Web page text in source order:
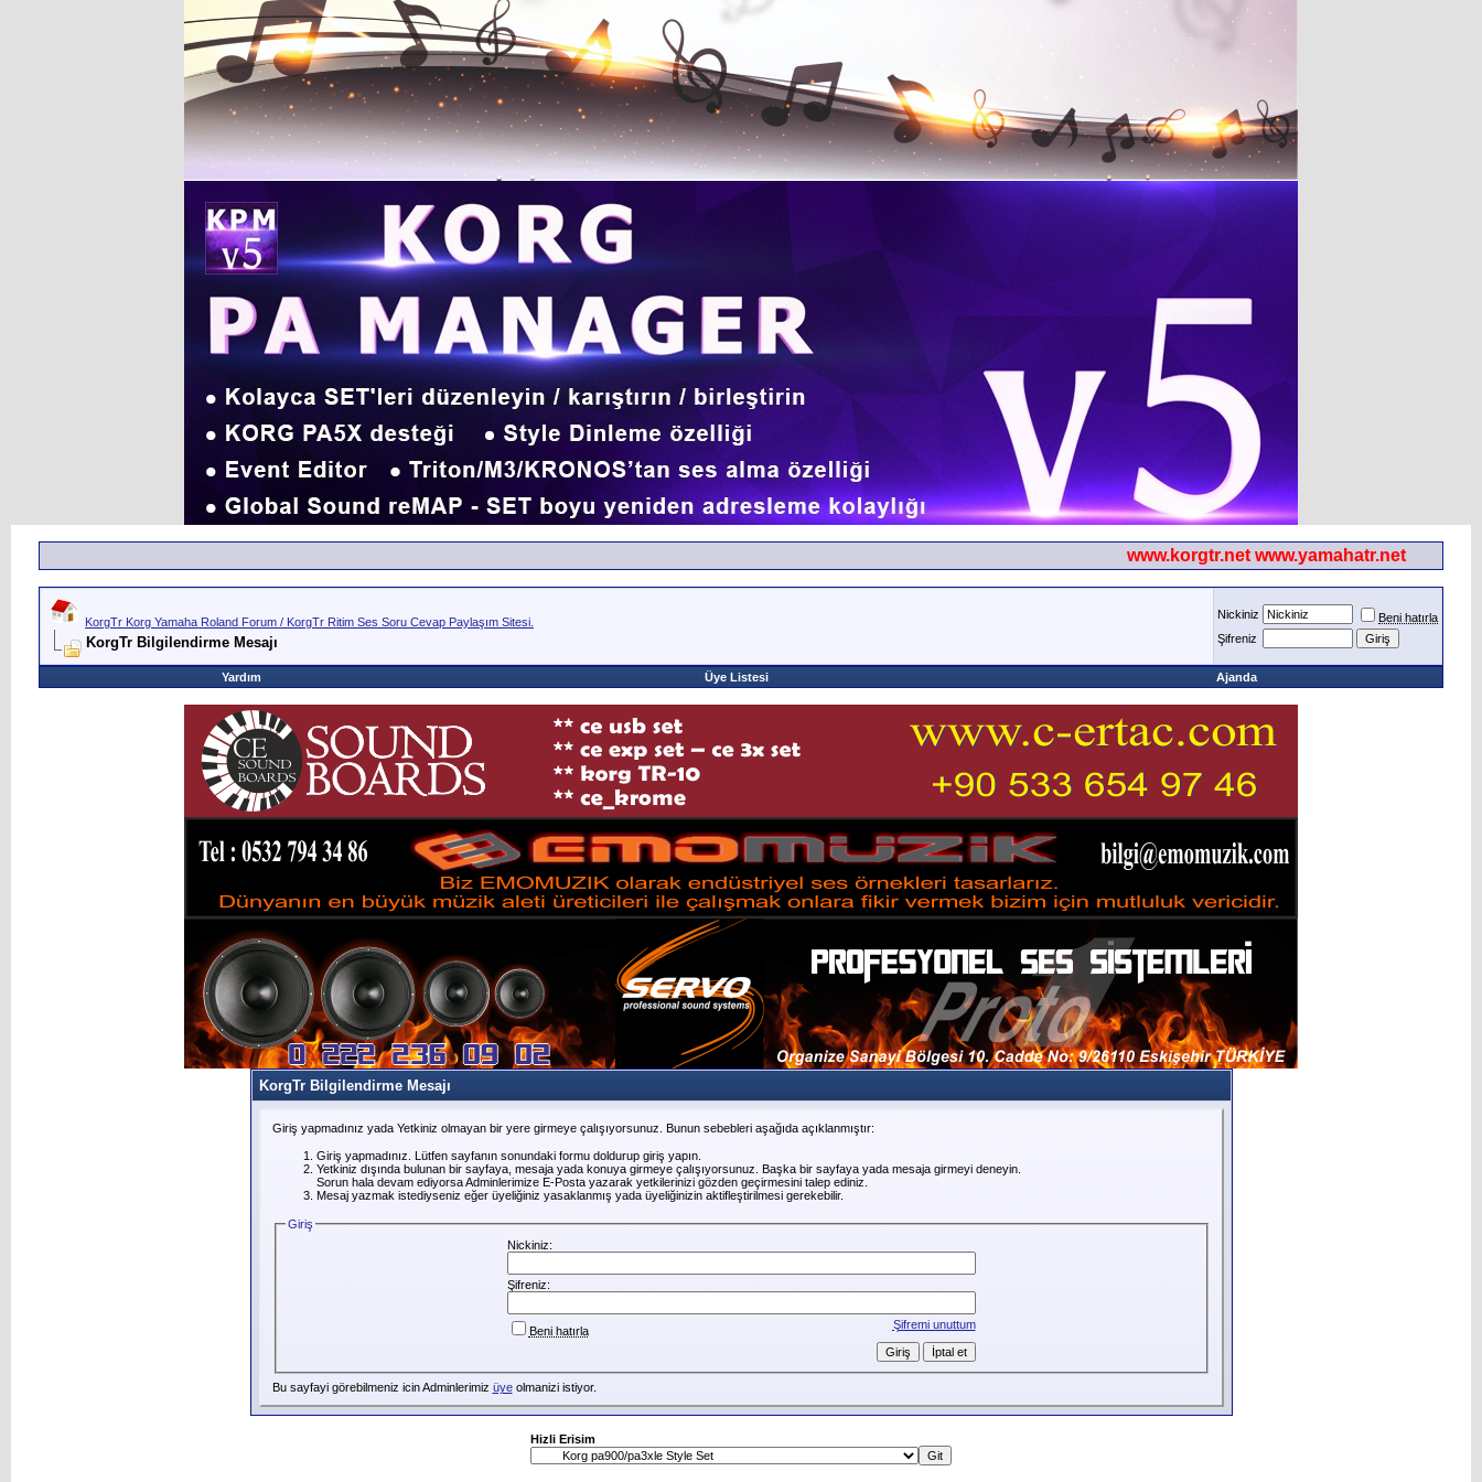
www.korgtr.net www.yamahatr.net
KorgTr Korg Yamaha Roland Forum / KorgTr Ritim Ses Soru Cevap Paylaşım Sitesi.
KorgTr Bilgilendirme Mesajı
Nickiniz
Beni hatırla
Şifreniz
Yardım Üye Listesi Ajanda
KorgTr Bilgilendirme Mesajı
Giriş yapmadınız yada Yetkiniz olmayan bir yere girmeye çalışıyorsunuz. Bunun sebebleri aşağıda açıklanmıştır:
Giriş yapmadınız. Lütfen sayfanın sonundaki formu doldurup giriş yapın.
Yetkiniz dışında bulunan bir sayfaya, mesaja yada konuya girmeye çalışıyorsunuz. Başka bir sayfaya yada mesaja girmeyi deneyin.
Sorun hala devam ediyorsa Adminlerimize E-Posta yazarak yetkilerinizi gözden geçirmesini talep ediniz.
Mesaj yazmak istediyseniz eğer üyeliğiniz yasaklanmış yada üyeliğinizin aktifleştirilmesi gerekebilir.
Giriş
Nickiniz:
Şifreniz:
Şifremi unuttum
Beni hatırla
Bu sayfayi görebilmeniz icin Adminlerimiz üyeolmanizi istiyor.
Hizli Erisim